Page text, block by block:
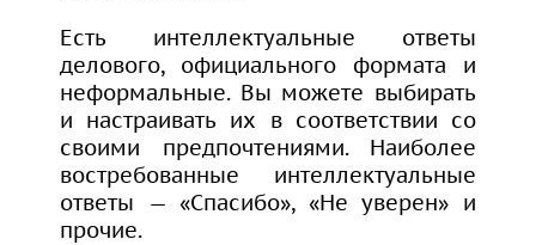
Есть интеллектуальные ответы
делового, официального формата и
неформальные. Вы можете выбирать
и настраивать их в соответствии со
своими предпочтениями. Наиболее
востребованные интеллектуальные
ответы — «Спасибо», «Не уверен» и
прочие.